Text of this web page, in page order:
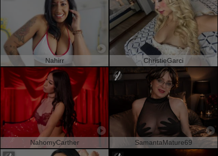
Nahirr ChristieGarci
NahomyCarther SamantaMature69